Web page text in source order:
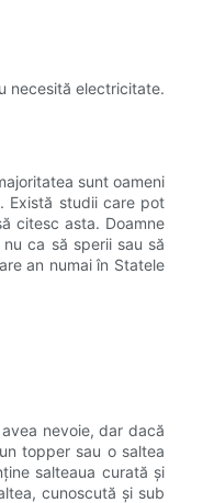
necesită electricitate.
sunt oameni
Există studii care pot
citesc asta. Doamne
ca să sperii sau să
an numai în Statele
nevoie, dar dacă
topper sau o saltea
salteaua curată și
cunoscută și sub